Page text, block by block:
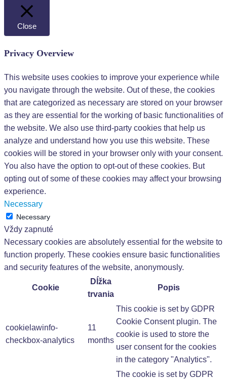
Close
Privacy Overview
This website uses cookies to improve your experience while
you navigate through the website. Out of these, the cookies
that are categorized as necessary are stored on your browser
as they are essential for the working of basic functionalities of
the website. We also use third-party cookies that help us
analyze and understand how you use this website. These
cookies will be stored in your browser only with your consent.
You also have the option to opt-out of these cookies. But
opting out of some of these cookies may affect your browsing
experience.
Necessary
Necessary
Vždy zapnuté
Necessary cookies are absolutely essential for the website to
function properly. These cookies ensure basic functionalities
and security features of the website, anonymously.
Cookie
Dĺžka
trvania
Popis
cookielawinfo-
checkbox-analytics
11
months
This cookie is set by GDPR
Cookie Consent plugin. The
cookie is used to store the
user consent for the cookies
in the category "Analytics".
The cookie is set by GDPR